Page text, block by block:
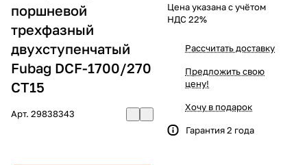
поршневой
трехфазный
двухступенчатый
Fubag DCF-1700/270
CT15
Арт. 29838343
Цена указана с учётом
НДС 22%
Рассчитать доставку
Предложить свою
цену!
Хочу в подарок
Гарантия 2 года